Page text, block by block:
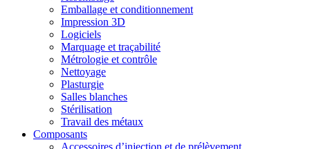
Emballage et conditionnement
Impression 3D
Logiciels
Marquage et traçabilité
Métrologie et contrôle
Nettoyage
Plasturgie
Salles blanches
Stérilisation
Travail des métaux
Composants
Accessoires d’injection et de prélèvement